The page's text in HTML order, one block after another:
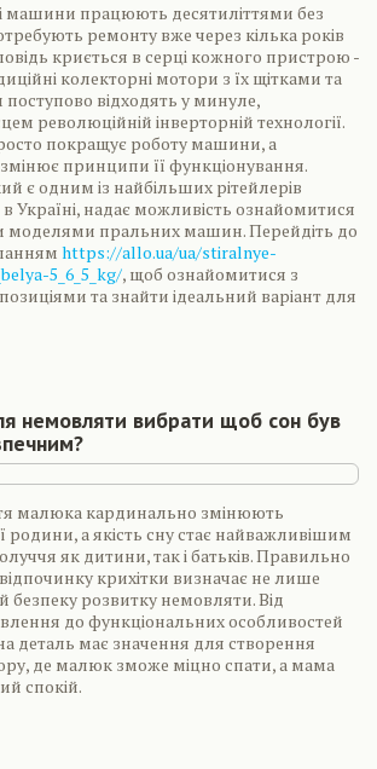
машини працюють десятиліттями без
ремонту вже через кілька років
криється в серці кожного пристрою -
колекторні мотори з їх щітками та
відходять у минуле,
революційній інверторній технології.
покращує роботу машини, а
принципи її функціонування.
є одним із найбільших рітейлерів
в Україні, надає можливість ознайомитися
моделями пральних машин. Перейдіть до
https://allo.ua/ua/stiralnye-
5_6_5_kg/, щоб ознайомитися з
та знайти ідеальний варіант для
немовляти вибрати щоб сон був
малюка кардинально змінюють
родини, а якість сну стає найважливішим
як дитини, так і батьків. Правильно
крихітки визначає не лише
безпеку розвитку немовляти. Від
до функціональних особливостей
деталь має значення для створення
де малюк зможе міцно спати, а мама
спокій.